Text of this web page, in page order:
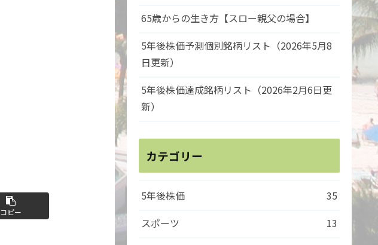
コピー
65歳からの生き方【スロー親父の場合】
5年後株価予測個別銘柄リスト（2026年5月8
日更新）
5年後株価達成銘柄リスト（2026年2月6日更
新）
カテゴリー
5年後株価
35
スポーツ
13